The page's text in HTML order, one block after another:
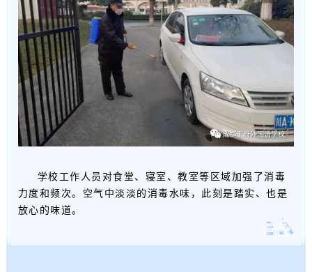
学校工作人员对食堂、寝室、教室等区域加强了消毒
力度和频次。空气中淡淡的消毒水味，此刻是踏实、也是
放心的味道。